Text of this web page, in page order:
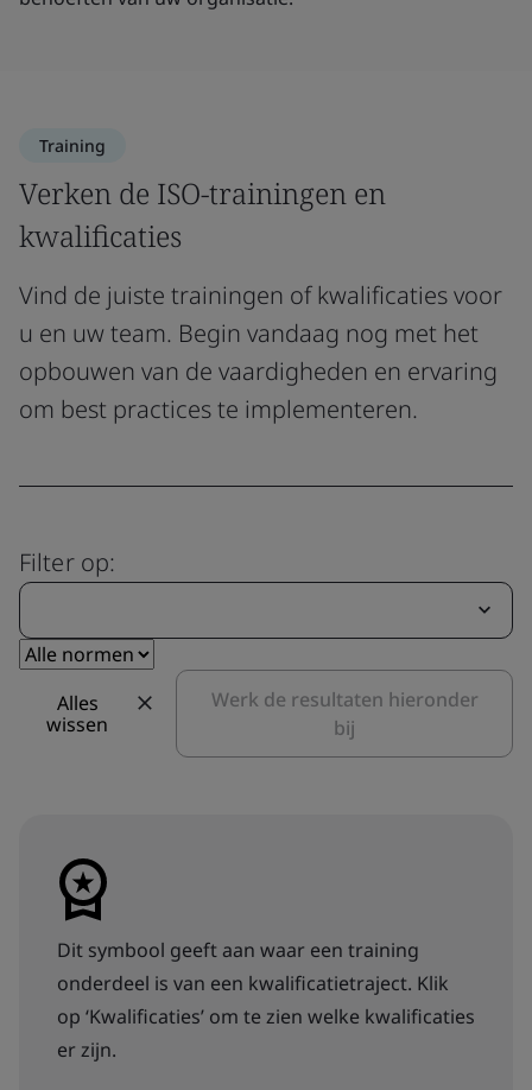
Training
Verken de ISO-trainingen en
kwalificaties
Vind de juiste trainingen of kwalificaties voor
u en uw team. Begin vandaag nog met het
opbouwen van de vaardigheden en ervaring
om best practices te implementeren.
Filter op:
Alles
wissen
Werk de resultaten hieronder
bij
Dit symbool geeft aan waar een training
onderdeel is van een kwalificatietraject. Klik
op ‘Kwalificaties’ om te zien welke kwalificaties
er zijn.